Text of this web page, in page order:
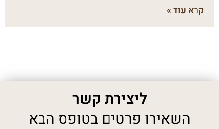
קרא עוד »
ליצירת קשר
השאירו פרטים בטופס הבא